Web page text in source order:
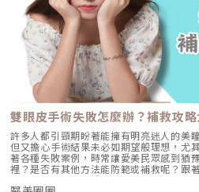
吸收。更重要的是，MINT 線材擁有美國
40 個國家的醫療器材核准。對醫師而言
者皮膚的線材，都有著高度穩定的品質控
原因很簡單：在追求美麗的路上，穩定性
為什麼「360° 立體壓模」是線材界的進
用「切割」方式製造倒鉤。想像一根吸管
作倒鉤，雖然有了抓地力，但吸管本身變
什麼早期埋線容易發生「斷裂」或「線頭
則是專利「壓模（Press Molding）」成
而是在完整的線身上，一體成型地壓印出
最完整的強韌度。根據原廠實驗數據，
切割線材的 4 倍。此外，它的倒鉤設計是
材進入皮下組織後，能像「螺旋」一樣，
力平均分散，不再集中於單一點。這提升
部線條更加平滑流暢，減少了局部凹陷的
美感，而非線材數量很多人會問：「蔡醫
這是一個誤區。在臨床診斷中，我們追求
雙眼皮手術失敗怎麼辦？補救攻略
許多人都引頸期盼著能擁有明亮迷人的美
但又擔心手術結果未必如期望般理想，尤
著各種失敗案例，時常讓愛美民眾感到猶
裡？是否有其他方法能防範或補救呢？跟
以及術後未做好的護理可能帶來的後遺症